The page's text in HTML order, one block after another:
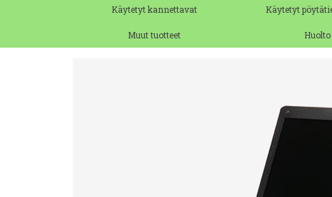
Käytetyt kannettavat Käytetyt
Muut tuotteet Huolto